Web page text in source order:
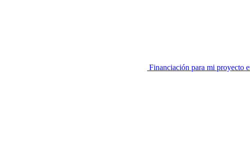
Financiación para mi proyecto